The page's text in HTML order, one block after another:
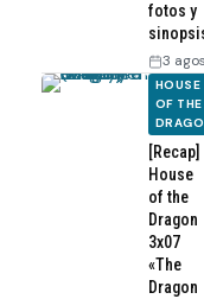
fotos y
3
HOUSE
OF THE
[Recap]
House
of the
Dragon
3x07
«The
Dragon